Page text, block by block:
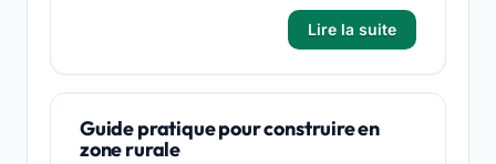
Lire la suite
Guide pratique pour construire en
zone rurale